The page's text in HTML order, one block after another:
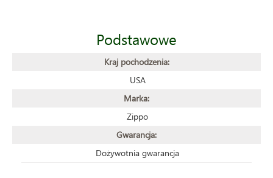
Podstawowe
Kraj pochodzenia:
USA
Marka:
Zippo
Gwarancja:
Dożywotnia gwarancja